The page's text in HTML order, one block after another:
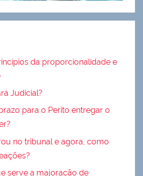
da proporcionalidade e
Judicial?
para o Perito entregar o
no tribunal e agora, como
serve a majoracão de